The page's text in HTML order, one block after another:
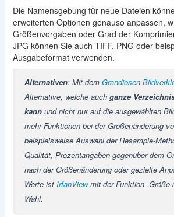
Die Namensgebung für neue Dateien
erweiterten Optionen genauso anpassen,
Größenvorgaben oder Grad der
JPG können Sie auch TIFF, PNG oder
Ausgabeformat verwenden.
Alternativen: Mit dem Grandiosen
Alternative, welche auchganze
kannund nicht nur auf die ausgewählten
mehr Funktionen bei der Größenänderung
beispielsweise Auswahl der Resample-
Qualität, Prozentangaben gegenüber dem
nach der Größenänderung oder gezielte
Werte ist IrfanViewmit der Funktion „Größe
Wahl.